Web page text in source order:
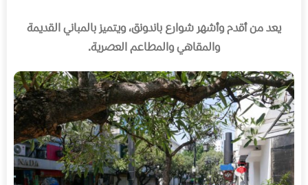
يعد من أقدم وأشهر شوارع باندونق، ويتميز بالمباني القديمة
والمقاهي والمطاعم العصرية.